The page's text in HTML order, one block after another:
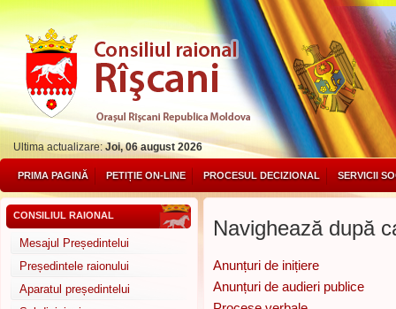
Ultima actualizare:Joi, 06 august 2026
PRIMA PAGINĂ PETIȚIE ON-LINE PROCESUL DECIZIONAL SERVICII
CONSILIUL RAIONAL
Mesajul Președintelui
Președintele raionului
Aparatul președintelui
Navighează după
Anunțuri de inițiere
Anunțuri de audieri publice